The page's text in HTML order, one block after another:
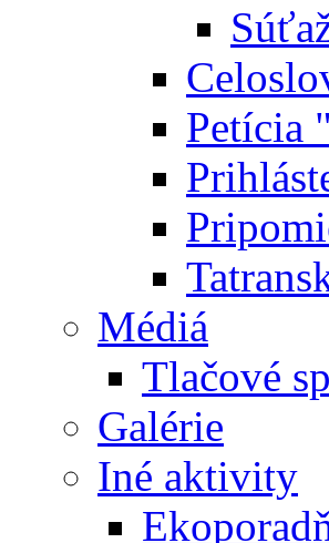
Petícia
Médiá
Tlačové
Galérie
Iné aktivity